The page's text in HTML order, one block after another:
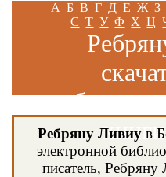
А Б В Г Д Е Ж З
С Т У Ф Х Ц
Ребряну Ливиу в
электронной
писатель,